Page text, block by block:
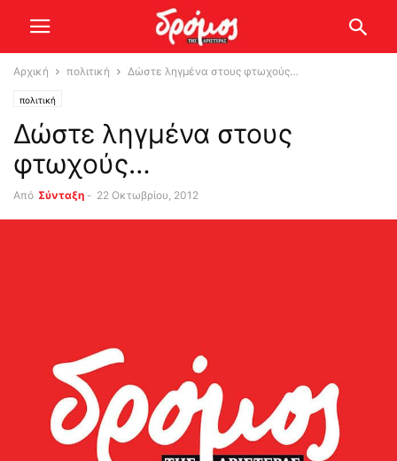
Αρχική πολιτική Δώστε ληγμένα στους φτωχούς…
πολιτική
Δώστε ληγμένα στους
φτωχούς…
Από Σύνταξη - 22 Οκτωβρίου, 2012